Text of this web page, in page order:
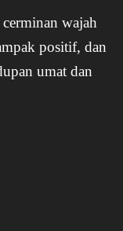
wajah
positif, dan
umat dan